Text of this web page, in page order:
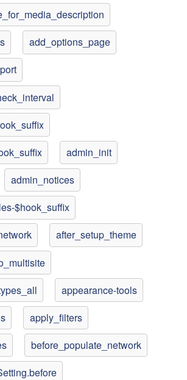
add_options_page
admin_init
admin_notices
$hook_suffix
after_setup_theme
appearance-tools
apply_filters
before_populate_network